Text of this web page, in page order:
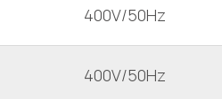
400V/50Hz
400V/50Hz